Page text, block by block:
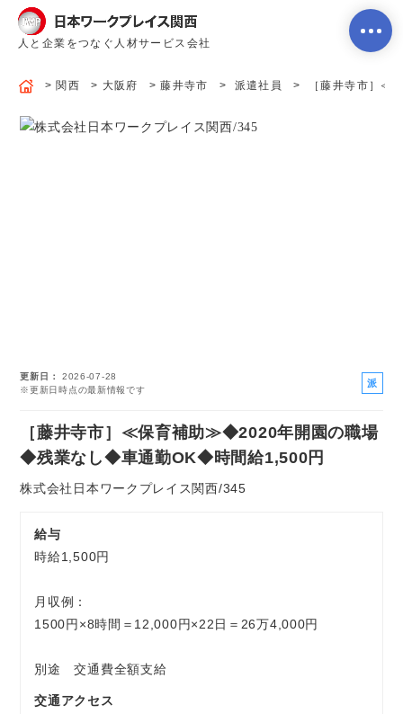
人と企業をつなぐ人材サービス会社
求人を探す
お気軽にご相談ください
関西 大阪府 藤井寺市 派遣社員 ［藤井寺市］≪
更新日
2026-07-28
※更新日時点の最新情報です
派
社
員
［藤井寺市］≪保育補助≫◆2020年開園の職場
◆残業なし◆車通勤OK◆時間給1,500円
株式会社日本ワークプレイス関西/345
給与
時給1,500円
月収例：
1500円×8時間＝12,000円×22日＝26万4,000円
別途 交通費全額支給
交通アクセス